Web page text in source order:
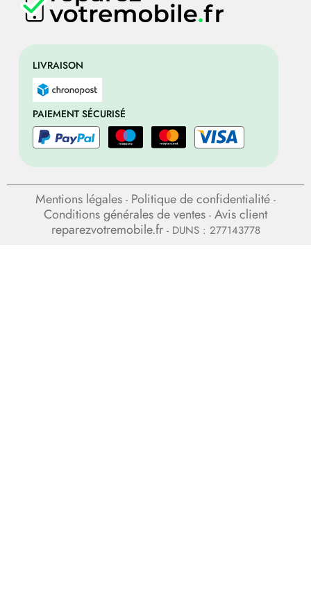
LIVRAISON
PAIEMENT SÉCURISÉ
Mentions légales - Politique de confidentialité -
Conditions générales de ventes - Avis client
reparezvotremobile.fr- DUNS : 277143778